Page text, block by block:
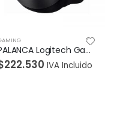
GAMING
$157.080 IVA Incluido